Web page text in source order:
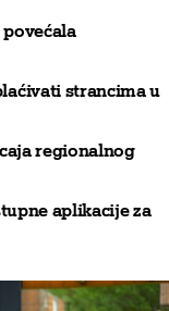
povećala
strancima u
regionalnog
aplikacije za